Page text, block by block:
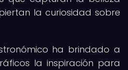
la curiosidad sobre
ha brindado a
la inspiración para